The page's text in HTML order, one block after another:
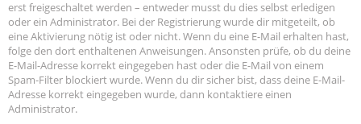
erst freigeschaltet werden – entweder musst du dies selbst erledigen
oder ein Administrator. Bei der Registrierung wurde dir mitgeteilt, ob
eine Aktivierung nötig ist oder nicht. Wenn du eine E-Mail erhalten hast,
folge den dort enthaltenen Anweisungen. Ansonsten prüfe, ob du deine
E-Mail-Adresse korrekt eingegeben hast oder die E-Mail von einem
Spam-Filter blockiert wurde. Wenn du dir sicher bist, dass deine E-Mail-
Adresse korrekt eingegeben wurde, dann kontaktiere einen
Administrator.